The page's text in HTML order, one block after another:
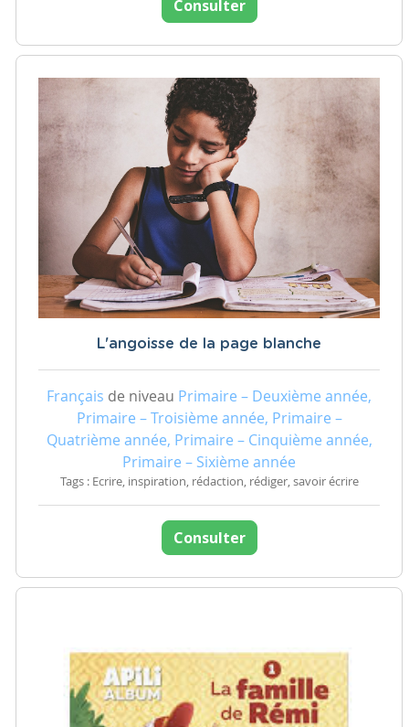
Consulter
L'angoisse de la page blanche
Français de niveau Primaire – Deuxième année,
Primaire – Troisième année, Primaire –
Quatrième année, Primaire – Cinquième année,
Primaire – Sixième année
Tags : Ecrire, inspiration, rédaction, rédiger, savoir écrire
Consulter